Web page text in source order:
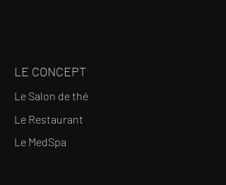
LE CONCEPT
Le Salon de thé
Le Restaurant
Le MedSpa